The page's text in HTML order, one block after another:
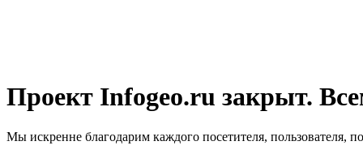
Проект Infogeo.ru закрыт.
Мы искренне благодарим каждого посетителя, пользователя,